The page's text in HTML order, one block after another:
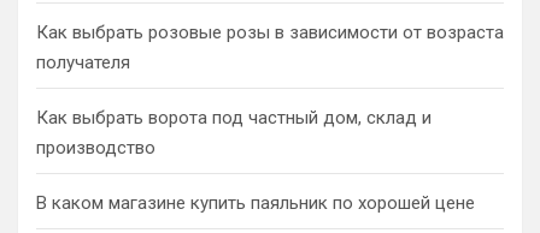
Как выбрать розовые розы в зависимости от возраста
получателя
Как выбрать ворота под частный дом, склад и
производство
В каком магазине купить паяльник по хорошей цене